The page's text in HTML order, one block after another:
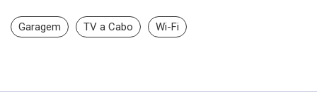
Garagem TV a Cabo Wi-Fi